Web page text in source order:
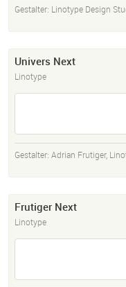
Gestalter: Linotype Design
Univers Next
Linotype
Gestalter: Adrian Frutiger,
Frutiger Next
Linotype